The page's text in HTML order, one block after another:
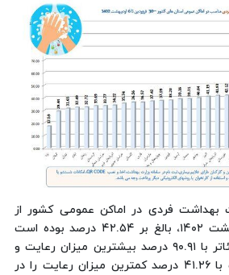
بهداشت فردی در اماکن عمومی کشور از
۲۳ فروردین تا ۶ اردیبهشت ۱۴۰۲، بالغ بر ۴۲.۵۴ درصد بوده است
که سالن‌های سینما و تئاتر با ۹۰.۹۱ درصد بیشترین میزان رعایت و
کارگاه‌ها و صنایع کوچک با ۴۱.۲۶ درصد کمترین میزان رعایت را در